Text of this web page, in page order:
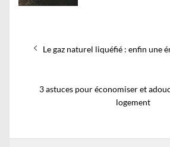
Previous
Le gaz naturel liquéfié : enfin une
Next
3 astuces pour économiser et
logement